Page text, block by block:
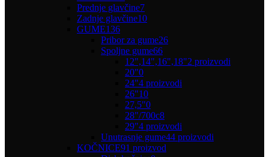
Prednje glavčine7
Zadnje glavčine10
GUME136
Pribor za gume26
Spoljne gume66
12",14",16",18"2 proizvodi
20"0
24"4 proizvodi
26"10
27,5"0
28"/700c8
29"4 proizvodi
Unutrasnje gume44 proizvodi
KOČNICE91 proizvod